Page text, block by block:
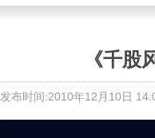
《千股
发布时间:2010年12月10日